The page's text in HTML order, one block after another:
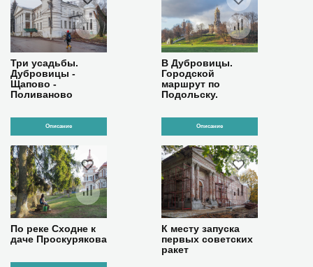
Три усадьбы.
Дубровицы -
Щапово -
Поливаново
Описание
В Дубровицы.
Городской
маршрут по
Подольску.
Описание
По реке Сходне к
даче Проскурякова
К месту запуска
первых советских
ракет